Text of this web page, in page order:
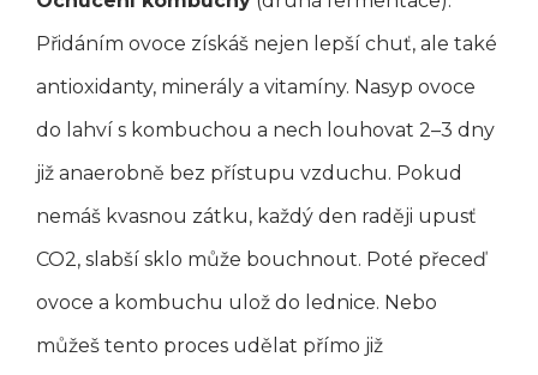
Přidáním ovoce získáš nejen lepší chuť, ale také
antioxidanty, minerály a vitamíny. Nasyp ovoce
do lahví s kombuchou a nech louhovat 2–3 dny
již anaerobně bez přístupu vzduchu. Pokud
nemáš kvasnou zátku, každý den raději upusť
CO2, slabší sklo může bouchnout. Poté přeceď
ovoce a kombuchu ulož do lednice. Nebo
můžeš tento proces udělat přímo již